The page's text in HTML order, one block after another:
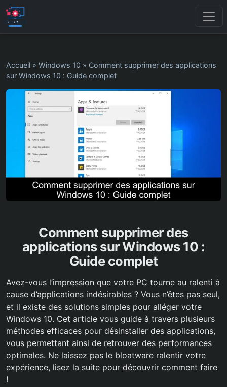
Accueil » Windows 10 » Comment supprimer des applications
sur Windows 10 : Guide complet
Comment supprimer des
applications sur Windows 10 :
Guide complet
Avez-vous l’impression que votre PC tourne au ralenti à
cause d’applications indésirables ? Vous n’êtes pas seul,
et il existe des solutions simples pour alléger votre
Windows 10. Cet article vous guide à travers plusieurs
méthodes efficaces pour désinstaller des applications,
vous permettant ainsi de retrouver des performances
optimales. Ne laissez pas le bloatware ralentir votre
expérience, lisez la suite pour découvrir comment faire
!